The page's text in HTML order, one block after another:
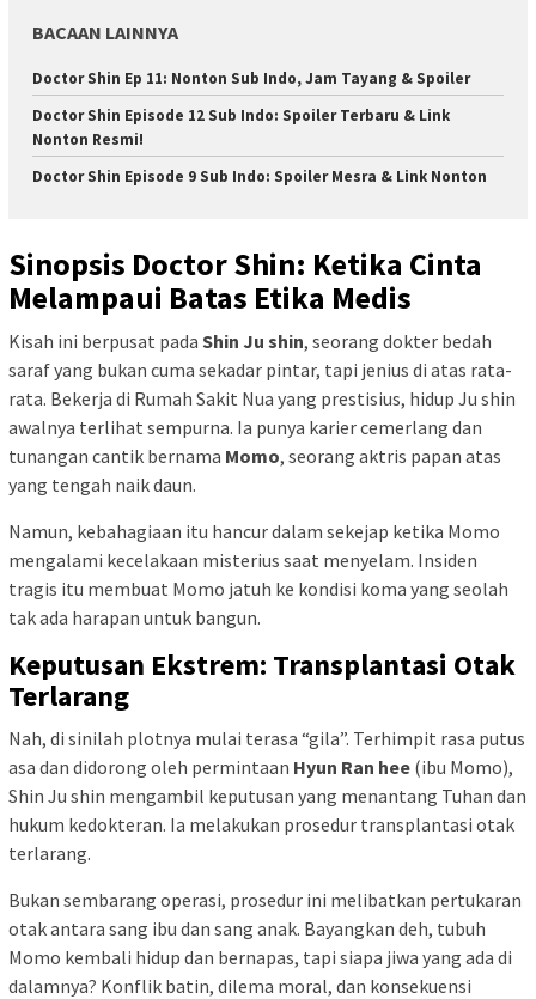
BACAAN LAINNYA
Doctor Shin Ep 11: Nonton Sub Indo, Jam Tayang & Spoiler
Doctor Shin Episode 12 Sub Indo: Spoiler Terbaru & Link
Nonton Resmi!
Doctor Shin Episode 9 Sub Indo: Spoiler Mesra & Link Nonton
Sinopsis Doctor Shin: Ketika Cinta
Melampaui Batas Etika Medis
Kisah ini berpusat pada Shin Ju shin, seorang dokter bedah
saraf yang bukan cuma sekadar pintar, tapi jenius di atas rata-
rata. Bekerja di Rumah Sakit Nua yang prestisius, hidup Ju shin
awalnya terlihat sempurna. Ia punya karier cemerlang dan
tunangan cantik bernama Momo, seorang aktris papan atas
yang tengah naik daun.
Namun, kebahagiaan itu hancur dalam sekejap ketika Momo
mengalami kecelakaan misterius saat menyelam. Insiden
tragis itu membuat Momo jatuh ke kondisi koma yang seolah
tak ada harapan untuk bangun.
Keputusan Ekstrem: Transplantasi Otak
Terlarang
Nah, di sinilah plotnya mulai terasa “gila”. Terhimpit rasa putus
asa dan didorong oleh permintaan Hyun Ran hee (ibu Momo),
Shin Ju shin mengambil keputusan yang menantang Tuhan dan
hukum kedokteran. Ia melakukan prosedur transplantasi otak
terlarang.
Bukan sembarang operasi, prosedur ini melibatkan pertukaran
otak antara sang ibu dan sang anak. Bayangkan deh, tubuh
Momo kembali hidup dan bernapas, tapi siapa jiwa yang ada di
dalamnya? Konflik batin, dilema moral, dan konsekuensi